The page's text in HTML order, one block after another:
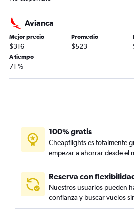
Avianca
Mejor precio
$316
Promedio
$523
A tiempo
71 %
100% gratis
Cheapflights es totalmente
empezar a ahorrar desde el
Reserva con
Nuestros usuarios pueden
confianza y buscar vuelos